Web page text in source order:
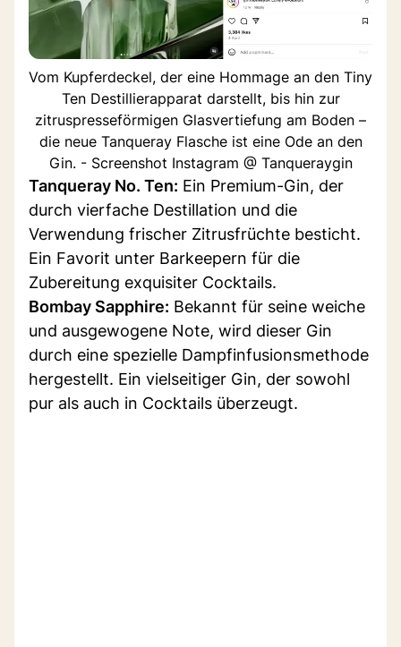
Vom Kupferdeckel, der eine Hommage an den Tiny
Ten Destillierapparat darstellt, bis hin zur
zitruspresseförmigen Glasvertiefung am Boden –
die neue Tanqueray Flasche ist eine Ode an den
Gin. - Screenshot Instagram @ Tanqueraygin
Tanqueray No. Ten: Ein Premium-Gin, der
durch vierfache Destillation und die
Verwendung frischer Zitrusfrüchte besticht.
Ein Favorit unter Barkeepern für die
Zubereitung exquisiter Cocktails.
Bombay Sapphire: Bekannt für seine weiche
und ausgewogene Note, wird dieser Gin
durch eine spezielle Dampfinfusionsmethode
hergestellt. Ein vielseitiger Gin, der sowohl
pur als auch in Cocktails überzeugt.